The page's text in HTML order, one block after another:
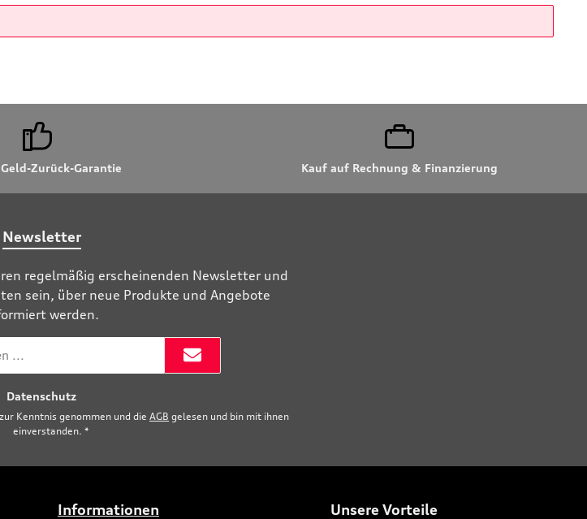
Zurück-Garantie Kauf auf Rechnung & Finanzierung
Newsletter
regelmäßig erscheinenden Newsletter und
sein, über neue Produkte und Angebote
werden.
Datenschutz
zur Kenntnis genommen und die AGB gelesen und bin mit ihnen
einverstanden. *
Informationen Unsere Vorteile